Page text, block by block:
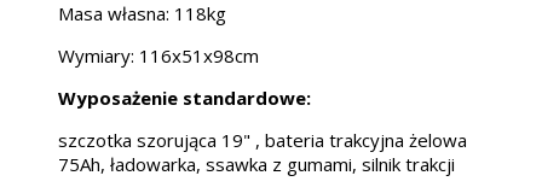
Masa własna: 118kg
Wymiary: 116x51x98cm
Wyposażenie standardowe:
szczotka szorująca 19" , bateria trakcyjna żelowa
75Ah, ładowarka, ssawka z gumami, silnik trakcji